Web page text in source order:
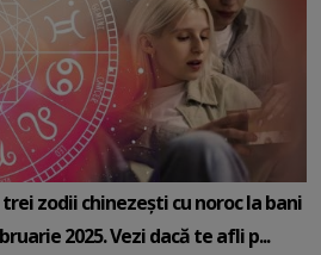
trei zodii chinezești cu noroc la bani
2025. Vezi dacă te afli p...